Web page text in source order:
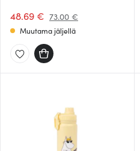
48.69 € 73.00 €
Muutama jäljellä